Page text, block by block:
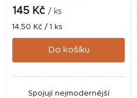
145 Kč / ks
Měrná
cena:
14,50 Kč / 1 ks
Do košíku
Spojují nejmodernější